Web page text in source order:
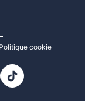
cookie